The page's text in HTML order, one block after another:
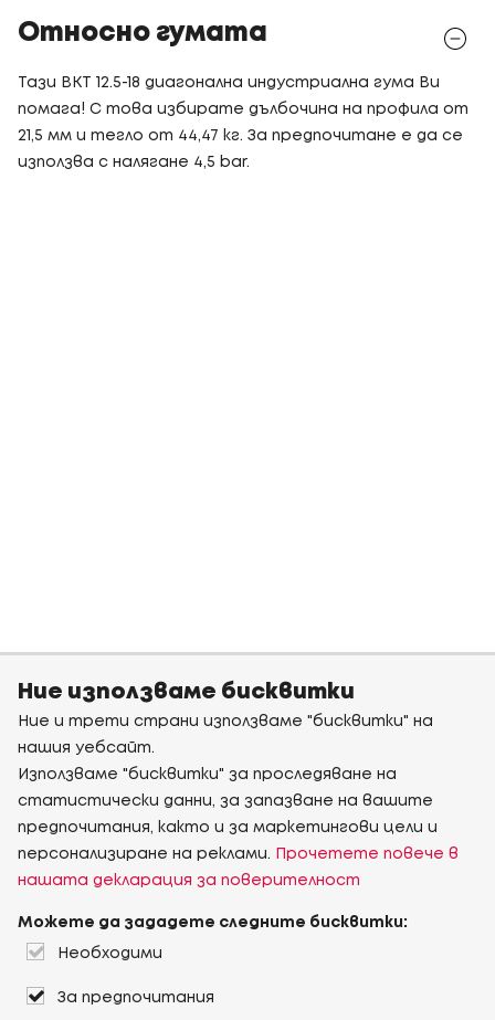
Относно гумата
Тази BKT 12.5-18 диагонална индустриална гума Ви
помага! С това избирате дълбочина на профила от
21,5 мм и тегло от 44,47 кг. За предпочитане е да се
използва с налягане 4,5 bar.
Ние използваме бисквитки
Ние и трети страни използваме "бисквитки" на
нашия уебсайт.
Използваме "бисквитки" за проследяване на
статистически данни, за запазване на вашите
предпочитания, както и за маркетингови цели и
персонализиране на реклами.
Прочетете повече в
нашата декларация за поверителност
Можете да зададете следните бисквитки:
Необходими
За предпочитания